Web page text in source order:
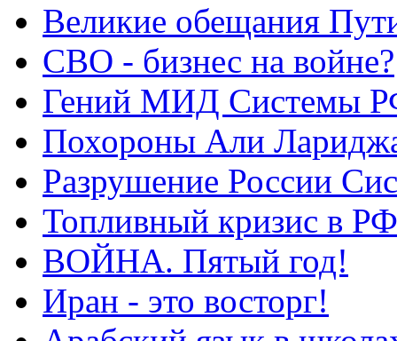
Великие обещания
СВО - бизнес на войне?
Гений МИД Системы
Похороны Али
Разрушение России
Топливный кризис в РФ
ВОЙНА. Пятый год!
Иран - это восторг!